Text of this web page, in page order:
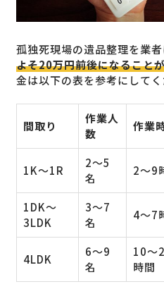
孤独死現場の遺品整理を業者
よそ20万円前後になること
金は以下の表を参考にしてく
間取り
作業人
数
作業
1K〜1R
2〜5
名
2〜9
1DK〜
3LDK
3〜7
名
4～7
4LDK
6〜9
名
10～
時間